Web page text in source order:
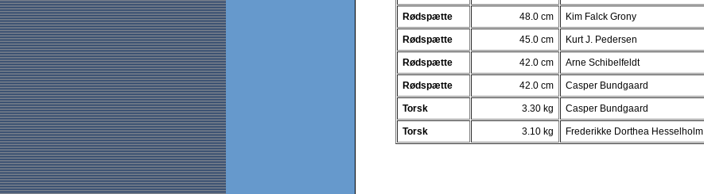
Rødspætte 48.0 cm Kim Falck Grony
Rødspætte 45.0 cm Kurt J. Pedersen
Rødspætte 42.0 cm Arne Schibelfeldt
Rødspætte 42.0 cm Casper Bundgaard
Torsk 3.30 kg Casper Bundgaard
Torsk 3.10 kg Frederikke Dorthea Hesselholm